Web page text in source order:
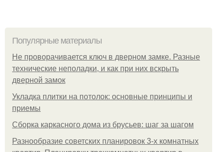
Популярные материалы
Не проворачивается ключ в дверном замке. Разные
технические неполадки, и как при них вскрыть
дверной замок
Укладка плитки на потолок: основные принципы и
приемы
Сборка каркасного дома из брусьев: шаг за шагом
Разнообразие советских планировок 3-х комнатных